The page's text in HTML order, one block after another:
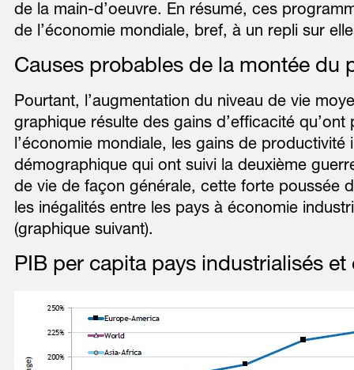
de la main-d’oeuvre. En résumé, ces
de l’économie mondiale, bref, à un repli sur
Causes probables de la montée du
Pourtant, l’augmentation du niveau de vie
graphique résulte des gains d’efficacité
l’économie mondiale, les gains de
démographique qui ont suivi la deuxième
de vie de façon générale, cette forte poussée
les inégalités entre les pays à économie
(graphique suivant).
PIB per capita pays industrialisés